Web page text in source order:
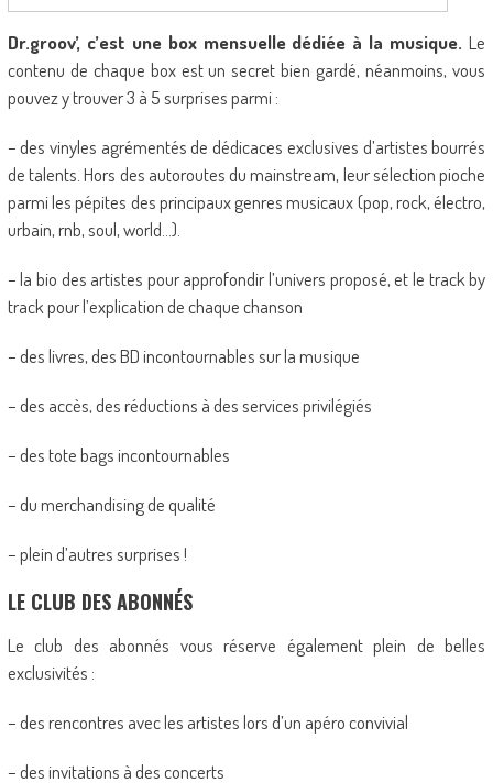
Dr.groov’, c’est une box mensuelle dédiée à la musique. Le
contenu de chaque box est un secret bien gardé, néanmoins, vous
pouvez y trouver 3 à 5 surprises parmi :
– des vinyles agrémentés de dédicaces exclusives d’artistes bourrés
de talents. Hors des autoroutes du mainstream, leur sélection pioche
parmi les pépites des principaux genres musicaux (pop, rock, électro,
urbain, rnb, soul, world…).
– la bio des artistes pour approfondir l’univers proposé, et le track by
track pour l’explication de chaque chanson
– des livres, des BD incontournables sur la musique
– des accès, des réductions à des services privilégiés
– des tote bags incontournables
– du merchandising de qualité
– plein d’autres surprises !
LE CLUB DES ABONNÉS
Le club des abonnés vous réserve également plein de belles
exclusivités :
– des rencontres avec les artistes lors d’un apéro convivial
– des invitations à des concerts